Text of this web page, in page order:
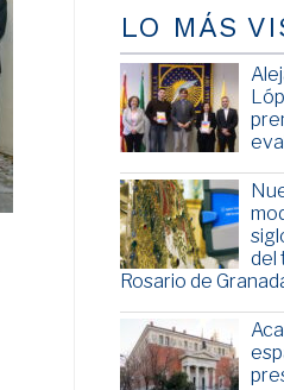
LO MÁS
del
Rosario de